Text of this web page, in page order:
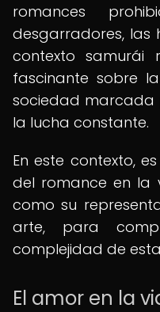
romances
desgarradores, las
contexto samurái
fascinante sobre
sociedad marcada
la lucha constante.
En este contexto,
del romance en la
como su
arte, para
complejidad de
El amor en la